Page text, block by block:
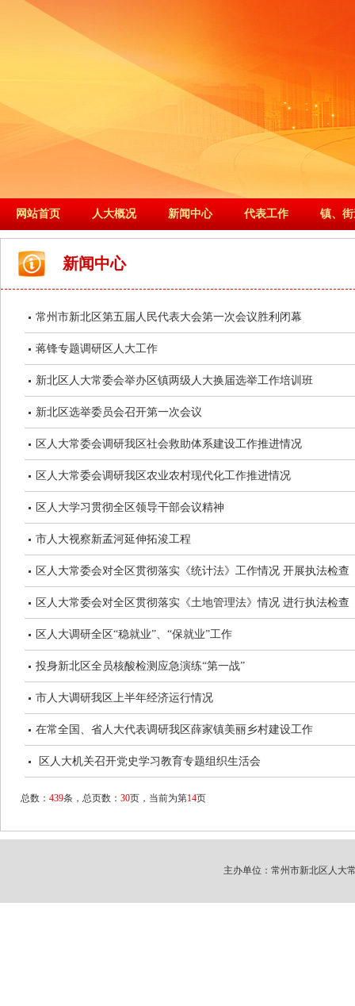
网站首页 人大概况 新闻中心 代表工作 镇、
新闻中心
常州市新北区第五届人民代表大会第一次会议胜利闭幕
蒋锋专题调研区人大工作
新北区人大常委会举办区镇两级人大换届选举工作培训班
新北区选举委员会召开第一次会议
区人大常委会调研我区社会救助体系建设工作推进情况
区人大常委会调研我区农业农村现代化工作推进情况
区人大学习贯彻全区领导干部会议精神
市人大视察新孟河延伸拓浚工程
区人大常委会对全区贯彻落实《统计法》工作情况 开展执法检查
区人大常委会对全区贯彻落实《土地管理法》情况 进行执法检查
区人大调研全区“稳就业”、“保就业”工作
投身新北区全员核酸检测应急演练“第一战”
市人大调研我区上半年经济运行情况
在常全国、省人大代表调研我区薛家镇美丽乡村建设工作
区人大机关召开党史学习教育专题组织生活会
总数： 439条，总页数： 30页，当前为第14页
主办单位：常州市新北区人大